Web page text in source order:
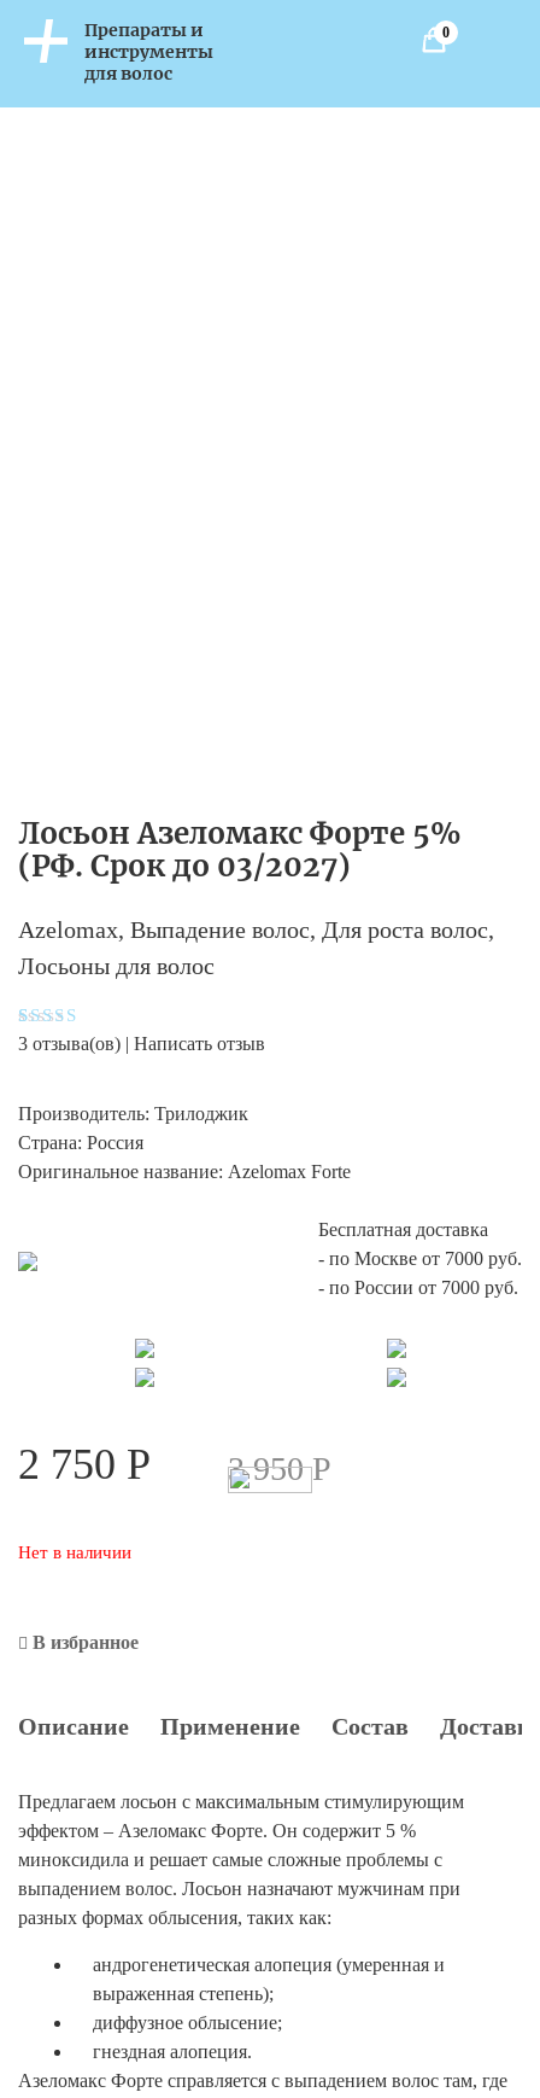
Препараты и
инструменты
для волос
0
Лосьон Азеломакс Форте 5%
(РФ. Срок до 03/2027)
Azelomax, Выпадение волос, Для роста волос,
Лосьоны для волос
Рейтинг
3
пользоват
елей
3 отзыва(ов) | Написать отзыв
Производитель: Трилоджик
Страна: Россия
Оригинальное название: Azelomax Forte
Бесплатная доставка
- по Москве от 7000 руб.
- по России от 7000 руб.
2 750 Р 3 950Р
Нет в наличии
В избранное
Описание Применение Состав
Предлагаем лосьон с максимальным стимулирующим
эффектом – Азеломакс Форте. Он содержит 5 %
миноксидила и решает самые сложные проблемы с
выпадением волос. Лосьон назначают мужчинам при
разных формах облысения, таких как:
андрогенетическая алопеция (умеренная и
выраженная степень);
диффузное облысение;
гнездная алопеция.
Азеломакс Форте справляется с выпадением волос там, где